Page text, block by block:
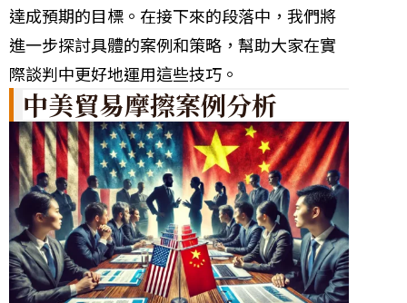
達成預期的目標。在接下來的段落中，我們將
進一步探討具體的案例和策略，幫助大家在實
際談判中更好地運用這些技巧。
中美貿易摩擦案例分析